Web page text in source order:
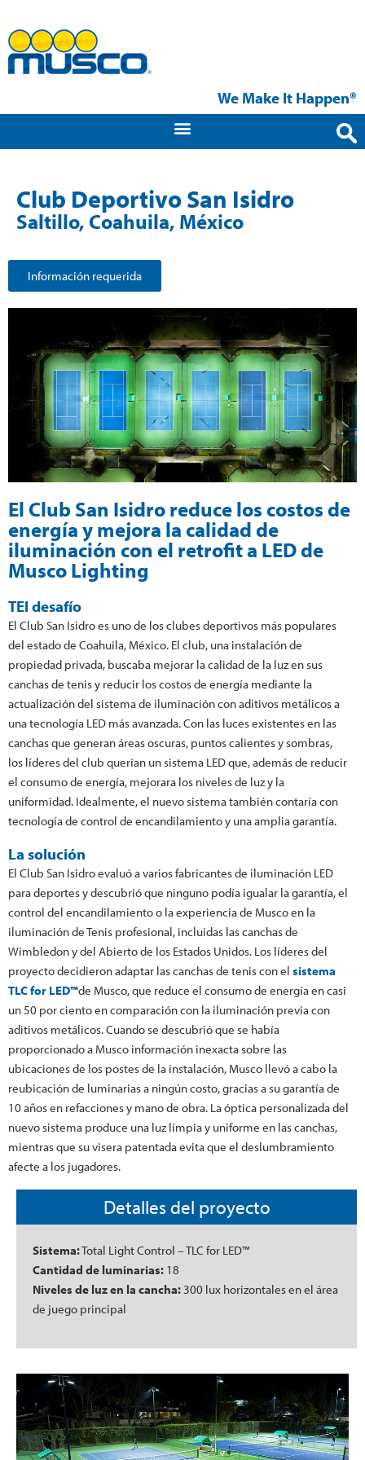
We Make It Happen®
Club Deportivo San Isidro
Saltillo, Coahuila, México
Información requerida
El Club San Isidro reduce los costos de
energía y mejora la calidad de
iluminación con el retrofit a LED de
Musco Lighting
TEl desafío
El Club San Isidro es uno de los clubes deportivos más populares
del estado de Coahuila, México. El club, una instalación de
propiedad privada, buscaba mejorar la calidad de la luz en sus
canchas de tenis y reducir los costos de energía mediante la
actualización del sistema de iluminación con aditivos metálicos a
una tecnología LED más avanzada. Con las luces existentes en las
canchas que generan áreas oscuras, puntos calientes y sombras,
los líderes del club querían un sistema LED que, además de reducir
el consumo de energía, mejorara los niveles de luz y la
uniformidad. Idealmente, el nuevo sistema también contaría con
tecnología de control de encandilamiento y una amplia garantía.
La solución
El Club San Isidro evaluó a varios fabricantes de iluminación LED
para deportes y descubrió que ninguno podía igualar la garantía, el
control del encandilamiento o la experiencia de Musco en la
iluminación de Tenis profesional, incluidas las canchas de
Wimbledon y del Abierto de los Estados Unidos. Los líderes del
proyecto decidieron adaptar las canchas de tenis con el sistema
TLC for LED™de Musco, que reduce el consumo de energía en casi
un 50 por ciento en comparación con la iluminación previa con
aditivos metálicos. Cuando se descubrió que se había
proporcionado a Musco información inexacta sobre las
ubicaciones de los postes de la instalación, Musco llevó a cabo la
reubicación de luminarias a ningún costo, gracias a su garantía de
10 años en refacciones y mano de obra. La óptica personalizada del
nuevo sistema produce una luz limpia y uniforme en las canchas,
mientras que su visera patentada evita que el deslumbramiento
afecte a los jugadores.
Detalles del proyecto
Sistema:Total Light Control – TLC for LED™
Cantidad de luminarias: 18
Niveles de luz en la cancha:300 lux horizontales en el área
de juego principal